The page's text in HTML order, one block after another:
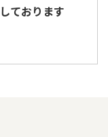
ております